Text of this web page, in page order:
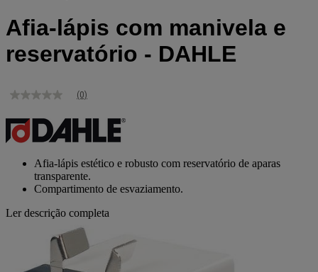
Afia-lápis com manivela e
reservatório - DAHLE
Sem
de
classificação
Link
mesma
página.
(0)
Afia-lápis estético e robusto com reservatório de aparas
transparente.
Compartimento de esvaziamento.
Ler descrição completa